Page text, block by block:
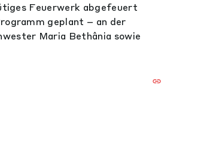
Feuerwerk abgefeuert
geplant – an der
Maria Bethânia sowie